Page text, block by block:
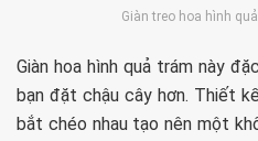
Giàn treo hoa hình
Giàn hoa hình quả trám này
bạn đặt chậu cây hơn. Thiết
bắt chéo nhau tạo nên một